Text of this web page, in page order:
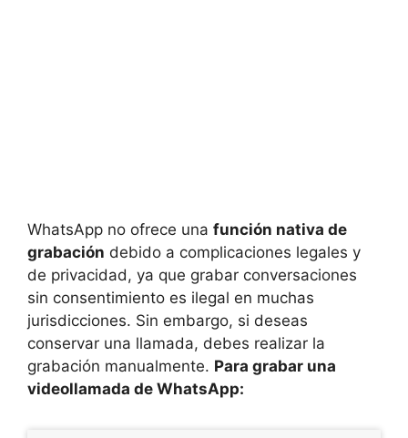
WhatsApp no ofrece una función nativa de
grabación debido a complicaciones legales y
de privacidad, ya que grabar conversaciones
sin consentimiento es ilegal en muchas
jurisdicciones. Sin embargo, si deseas
conservar una llamada, debes realizar la
grabación manualmente. Para grabar una
videollamada de WhatsApp: